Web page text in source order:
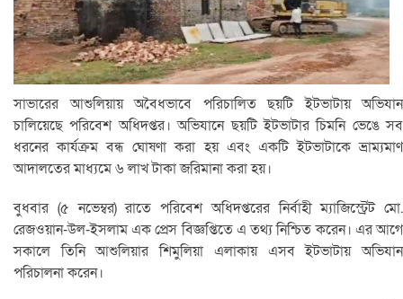
সাভারের আশুলিয়ায় অবৈধভাবে পরিচালিত ছয়টি ইটভাটায় অভিযান
চালিয়েছে পরিবেশ অধিদপ্তর। অভিযানে ছয়টি ইটভাটার চিমনি ভেঙে সব
ধরনের কার্যক্রম বন্ধ ঘোষণা করা হয় এবং একটি ইটভাটাকে ভ্রাম্যমাণ
আদালতের মাধ্যমে ৬ লাখ টাকা জরিমানা করা হয়।
বুধবার (৫ নভেম্বর) রাতে পরিবেশ অধিদপ্তরের নির্বাহী ম্যাজিস্ট্রেট মো.
রেজওয়ান-উল-ইসলাম এক প্রেস বিজ্ঞপ্তিতে এ তথ্য নিশ্চিত করেন। এর আগে
সকালে তিনি আশুলিয়ার শিমুলিয়া এলাকায় এসব ইটভাটায় অভিযান
পরিচালনা করেন।